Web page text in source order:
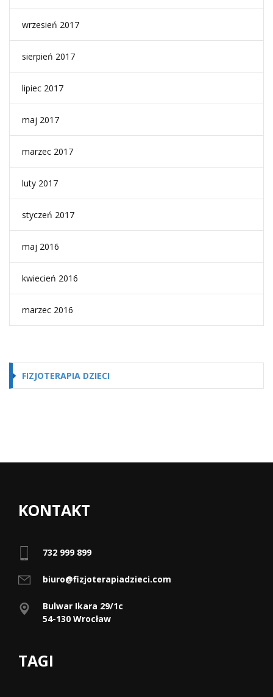
wrzesień 2017
sierpień 2017
lipiec 2017
maj 2017
marzec 2017
luty 2017
styczeń 2017
maj 2016
kwiecień 2016
marzec 2016
FIZJOTERAPIA DZIECI
KONTAKT
732 999 899
biuro@fizjoterapiadzieci.com
Bulwar Ikara 29/1c
54-130 Wrocław
TAGI